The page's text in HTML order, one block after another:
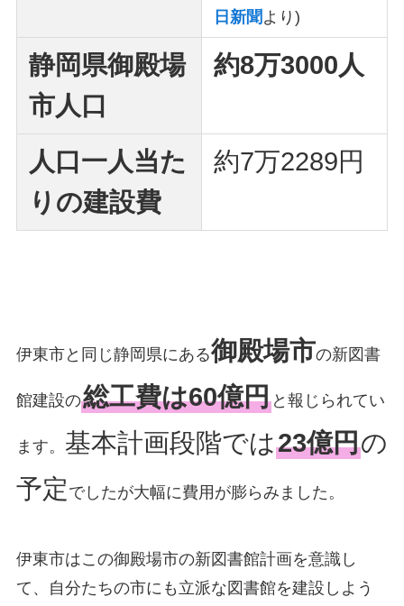
日新聞 より)
静岡県御殿場
市人口
約8万3000人
人口一人当た
りの建設費
約7万2289円
伊東市と同じ静岡県にある御殿場市の新図書
館建設の総工費は60億円と報じられてい
ます。 基本計画段階では23億円の
予定 でしたが大幅に費用が膨らみました。
伊東市はこの御殿場市の新図書館計画を意識し
て、自分たちの市にも立派な図書館を建設しよう